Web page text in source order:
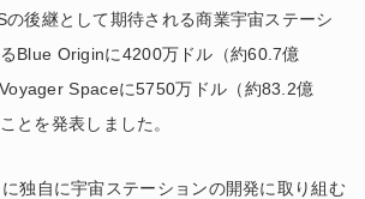
の後継として期待される商業宇宙ステーシ
Blue Originに4200万ドル（約60.7億
Spaceに5750万ドル（約83.2億
とを発表しました。
独自に宇宙ステーションの開発に取り組む